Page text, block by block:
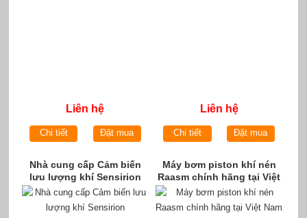
Liên hệ
Chi tiết Đặt mua
Liên hệ
Chi tiết Đặt mua
Nhà cung cấp Cảm biến
lưu lượng khí Sensirion
Máy bơm piston khí nén
Raasm chính hãng tại Việt
Nam